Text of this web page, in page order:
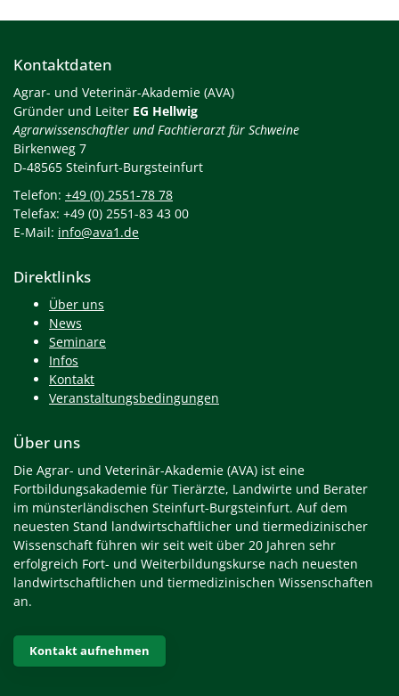
Kontaktdaten
Agrar- und Veterinär-Akademie (AVA)
Gründer und Leiter EG Hellwig
Agrarwissenschaftler und Fachtierarzt für Schweine
Birkenweg 7
D-48565 Steinfurt-Burgsteinfurt
Telefon: +49 (0) 2551-78 78
Telefax: +49 (0) 2551-83 43 00
E-Mail: info@ava1.de
Direktlinks
Über uns
News
Seminare
Infos
Kontakt
Veranstaltungsbedingungen
Über uns
Die Agrar- und Veterinär-Akademie (AVA) ist eine
Fortbildungsakademie für Tierärzte, Landwirte und Berater
im münsterländischen Steinfurt-Burgsteinfurt. Auf dem
neuesten Stand landwirtschaftlicher und tiermedizinischer
Wissenschaft führen wir seit weit über 20 Jahren sehr
erfolgreich Fort- und Weiterbildungskurse nach neuesten
landwirtschaftlichen und tiermedizinischen Wissenschaften
an.
Kontakt aufnehmen